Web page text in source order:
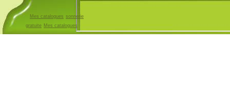
Mes catalogues sonnerie
gratuite Mes catalogues